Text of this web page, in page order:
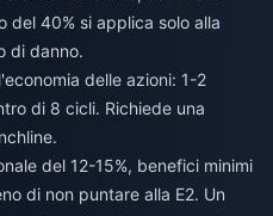
del 40% si applica solo alla
di danno.
delle azioni: 1-2
di 8 cicli. Richiede una
del 12-15%, benefici minimi
di non puntare alla E2. Un